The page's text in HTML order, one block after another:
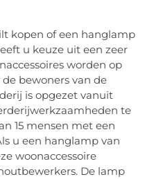
kopen of een hanglamp
u keuze uit een zeer
worden op
bewoners van de
is opgezet vanuit
te
15 mensen met een
u een hanglamp van
woonaccessoire
De lamp